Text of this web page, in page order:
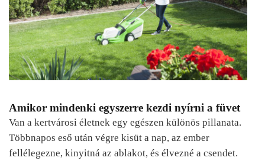
Amikor mindenki egyszerre kezdi nyírni a füvet
Van a kertvárosi életnek egy egészen különös pillanata.
Többnapos eső után végre kisüt a nap, az ember
fellélegezne, kinyitná az ablakot, és élvezné a csendet.